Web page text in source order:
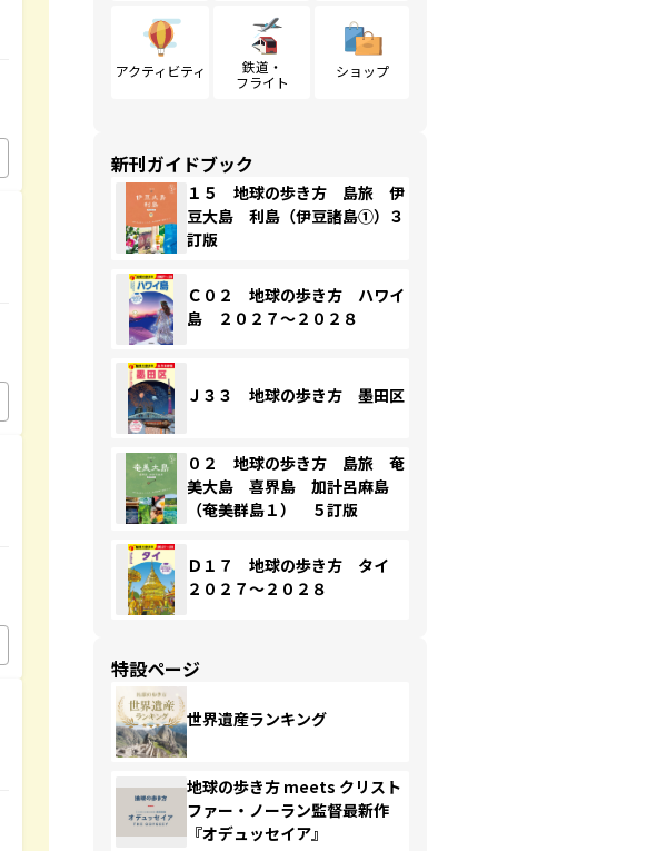
アクティビティ
鉄道・
フライト
ショップ
新刊ガイドブック
１５ 地球の歩き方 島旅 伊
豆大島 利島（伊豆諸島①）３
訂版
Ｃ０２ 地球の歩き方 ハワイ
島 ２０２７～２０２８
Ｊ３３ 地球の歩き方 墨田区
０２ 地球の歩き方 島旅 奄
美大島 喜界島 加計呂麻島
（奄美群島１） ５訂版
Ｄ１７ 地球の歩き方 タイ
２０２７～２０２８
特設ページ
世界遺産ランキング
地球の歩き方 meets クリスト
ファー・ノーラン監督最新作
『オデュッセイア』